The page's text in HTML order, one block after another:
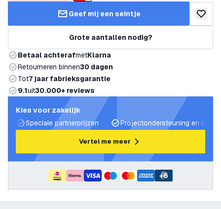
Geef mij een seintje
Grote aantallen nodig?
Betaal achterafmetKlarna
Retourneren binnen30 dagen
Tot7 jaar fabrieksgarantie
9.1uit30.000+ reviews
Kies voor zakelijk
Speciale partnerprijzen
Projectondersteuning en
Vertel me meer
+6